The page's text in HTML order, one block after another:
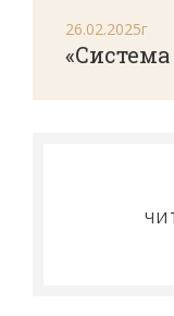
26.02.2025г
«Система